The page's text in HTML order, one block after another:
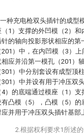
种充电枪双头插针的成型
（1）支撑的外凹模（2）
针的轴向投影形状相应的第
201）中，在内凹模（3）
相应并沿第一模孔（201）
301）中分别套设有成型顶
301）中并设有用于冲压双
4）的底端通过模座（1）
有凸模（5），凸模（5）
应并用于冲压双头插针基部
2.根据权利要求1所述